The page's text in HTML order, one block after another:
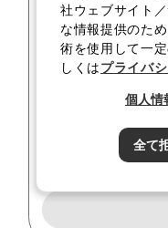
ギフト
「AJINOMOTOブ
キープボ
社ウェブサイト
な情報提供のた
術を使用して一
しくはプライバ
個人情
全て